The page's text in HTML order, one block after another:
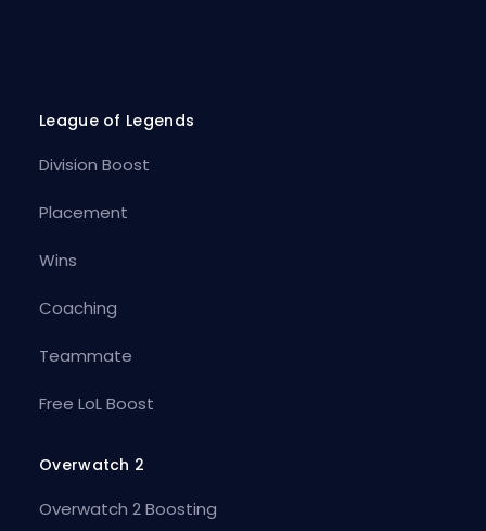
League of Legends
Division Boost
Placement
Wins
Coaching
Teammate
Free LoL Boost
Overwatch 2
Overwatch 2 Boosting